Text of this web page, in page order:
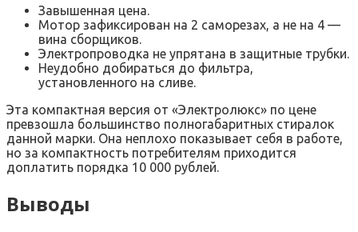
Завышенная цена.
Мотор зафиксирован на 2 саморезах, а не на 4 —
вина сборщиков.
Электропроводка не упрятана в защитные трубки.
Неудобно добираться до фильтра,
установленного на сливе.
Эта компактная версия от «Электролюкс» по цене
превзошла большинство полногабаритных стиралок
данной марки. Она неплохо показывает себя в работе,
но за компактность потребителям приходится
доплатить порядка 10 000 рублей.
Выводы